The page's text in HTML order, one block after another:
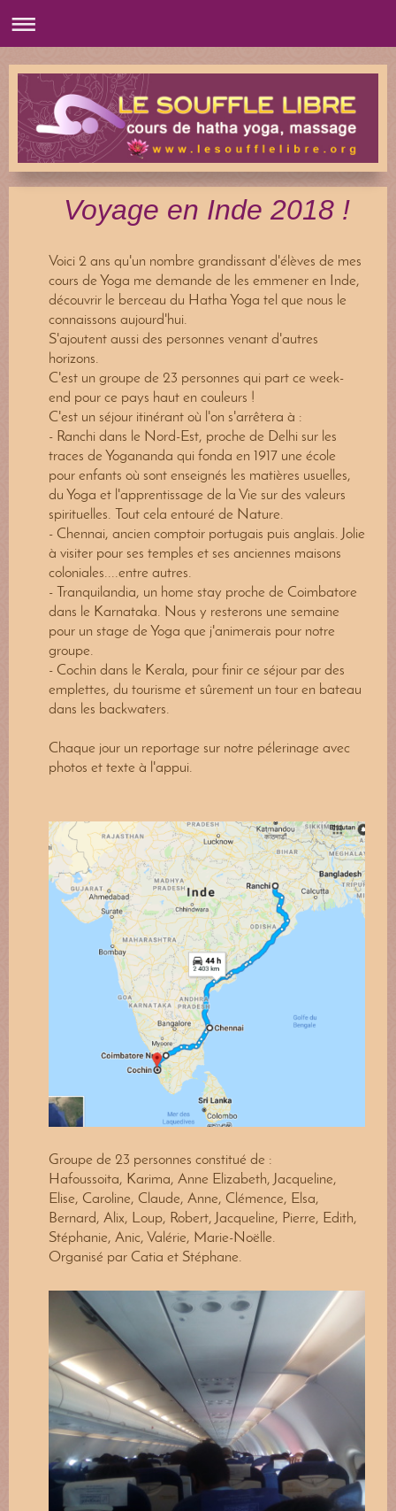
Voyage en Inde 2018 !
Voici 2 ans qu'un nombre grandissant d'élèves de mes
cours de Yoga me demande de les emmener en Inde,
découvrir le berceau du Hatha Yoga tel que nous le
connaissons aujourd'hui.
S'ajoutent aussi des personnes venant d'autres
horizons.
C'est un groupe de 23 personnes qui part ce week-
end pour ce pays haut en couleurs !
C'est un séjour itinérant où l'on s'arrêtera à :
- Ranchi dans le Nord-Est, proche de Delhi sur les
traces de Yogananda qui fonda en 1917 une école
pour enfants où sont enseignés les matières usuelles,
du Yoga et l'apprentissage de la Vie sur des valeurs
spirituelles. Tout cela entouré de Nature.
- Chennai, ancien comptoir portugais puis anglais. Jolie
à visiter pour ses temples et ses anciennes maisons
coloniales....entre autres.
- Tranquilandia, un home stay proche de Coimbatore
dans le Karnataka. Nous y resterons une semaine
pour un stage de Yoga que j'animerais pour notre
groupe.
- Cochin dans le Kerala, pour finir ce séjour par des
emplettes, du tourisme et sûrement un tour en bateau
dans les backwaters.
Chaque jour un reportage sur notre pélerinage avec
photos et texte à l'appui.
Groupe de 23 personnes constitué de :
Hafoussoita, Karima, Anne Elizabeth, Jacqueline,
Elise, Caroline, Claude, Anne, Clémence, Elsa,
Bernard, Alix, Loup, Robert, Jacqueline, Pierre, Edith,
Stéphanie, Anic, Valérie, Marie-Noëlle.
Organisé par Catia et Stéphane.